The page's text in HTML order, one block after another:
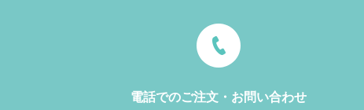
電話でのご注文・お問い合わせ